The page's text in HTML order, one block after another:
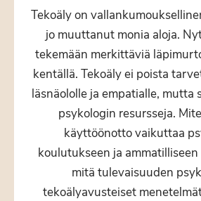
Tekoäly on
jo muuttanut monia aloja.
tekemään merkittäviä
kentällä. Tekoäly ei poista
läsnäololle ja empatialle, mutta
psykologin resursseja.
käyttöönotto vaikuttaa
koulutukseen ja
mitä tulevaisuuden
tekoälyavusteiset